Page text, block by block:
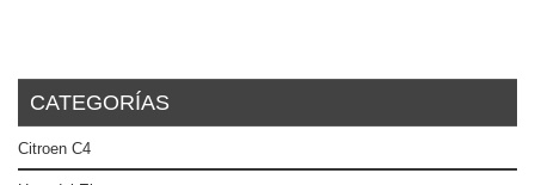
CATEGORÍAS
Citroen C4